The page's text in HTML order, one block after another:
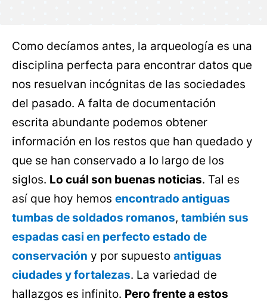
Como decíamos antes, la arqueología es una
disciplina perfecta para encontrar datos que
nos resuelvan incógnitas de las sociedades
del pasado. A falta de documentación
escrita abundante podemos obtener
información en los restos que han quedado y
que se han conservado a lo largo de los
siglos. Lo cuál son buenas noticias. Tal es
así que hoy hemos encontrado antiguas
tumbas de soldados romanos, también sus
espadas casi en perfecto estado de
conservación y por supuesto antiguas
ciudades y fortalezas. La variedad de
hallazgos es infinito. Pero frente a estos